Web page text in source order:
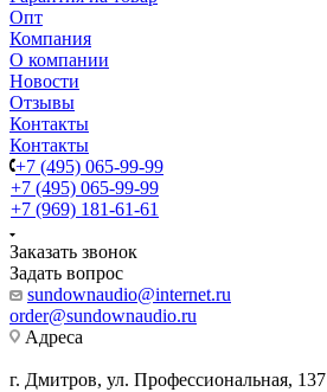
Опт
Компания
О компании
Новости
Отзывы
Контакты
Контакты
+7 (495) 065-99-99
+7 (495) 065-99-99
+7 (969) 181-61-61
Заказать звонок
Задать вопрос
sundownaudio@internet.ru
order@sundownaudio.ru
Адреса
г. Дмитров, ул. Профессиональная, 137